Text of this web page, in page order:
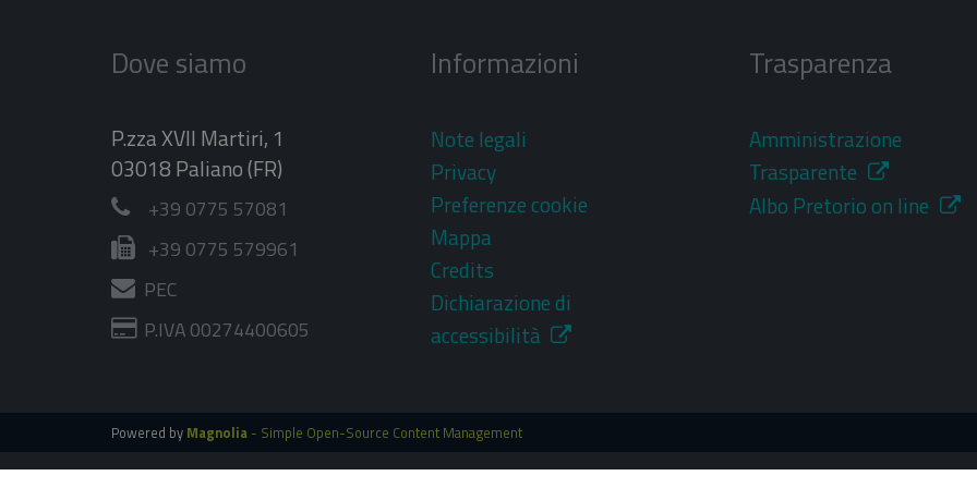
Dove siamo
P.zza XVII Martiri, 1
03018 Paliano (FR)
+39 0775 57081
+39 0775 579961
PEC
P.IVA 00274400605
Informazioni
Note legali
Privacy
Preferenze cookie
Mappa
Credits
Dichiarazione di
accessibilità
Trasparenza
Amministrazione
Trasparente
Albo Pretorio on line
Powered by Magnolia - Simple Open-Source Content Management